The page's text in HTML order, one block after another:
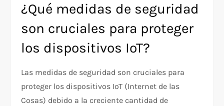
¿Qué medidas de seguridad
son cruciales para proteger
los dispositivos IoT?
Las medidas de seguridad son cruciales para
proteger los dispositivos IoT (Internet de las
Cosas) debido a la creciente cantidad de